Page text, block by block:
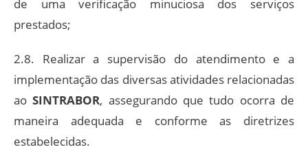
de uma verificação minuciosa dos serviços
prestados;
2.8. Realizar a supervisão do atendimento e a
implementação das diversas atividades relacionadas
aoSINTRABOR, assegurando que tudo ocorra de
maneira adequada e conforme as diretrizes
estabelecidas.